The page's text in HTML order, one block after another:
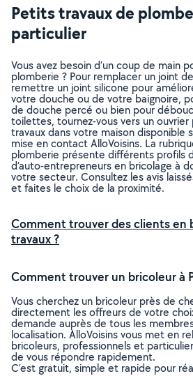
Petits travaux de
particulier
Vous avez besoin d’un coup de main
plomberie ? Pour remplacer un joint
remettre un joint silicone pour
votre douche ou de votre baignoire,
de douche percé ou bien pour
toilettes, tournez-vous vers un ouvrier
travaux dans votre maison disponible
mise en contact AlloVoisins. La
plomberie présente différents profils
d’auto-entrepreneurs en bricolage à
votre secteur. Consultez les avis
et faites le choix de la proximité.
Comment trouver des clients en
travaux ?
Comment trouver un bricoleur à
Vous cherchez un bricoleur près de
directement les offreurs de votre
demande auprès de tous les
localisation. AlloVoisins vous met en
bricoleurs, professionnels et
de vous répondre rapidement.
C’est gratuit, simple et rapide pour